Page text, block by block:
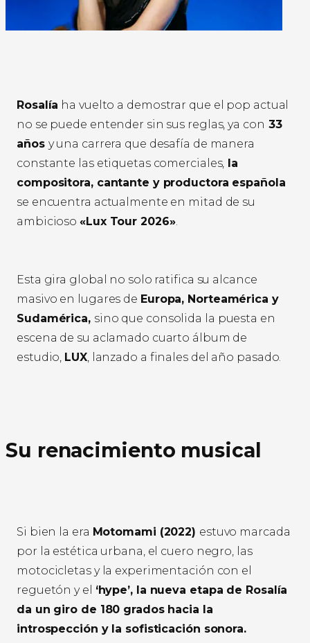
Rosalía ha vuelto a demostrar que el pop actual
no se puede entender sin sus reglas, ya con 33
años y una carrera que desafía de manera
constante las etiquetas comerciales, la
compositora, cantante y productora española
se encuentra actualmente en mitad de su
ambicioso«Lux Tour 2026».
Esta gira global no solo ratifica su alcance
masivo en lugares de Europa, Norteamérica y
Sudamérica, sino que consolida la puesta en
escena de su aclamado cuarto álbum de
estudio, LUX, lanzado a finales del año pasado.
Su renacimiento musical
Si bien la era Motomami (2022) estuvo marcada
por la estética urbana, el cuero negro, las
motocicletas y la experimentación con el
reguetón y el ‘hype’, la nueva etapa de Rosalía
da un giro de 180 grados hacia la
introspección y la sofisticación sonora.